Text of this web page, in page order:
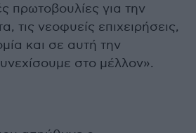
πρωτοβουλίες για την
τις νεοφυείς επιχειρήσεις,
και σε αυτή την
στο μέλλον».